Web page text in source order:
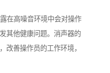
在高噪音环境中会对操作
其他健康问题。消声器的
改善操作员的工作环境，